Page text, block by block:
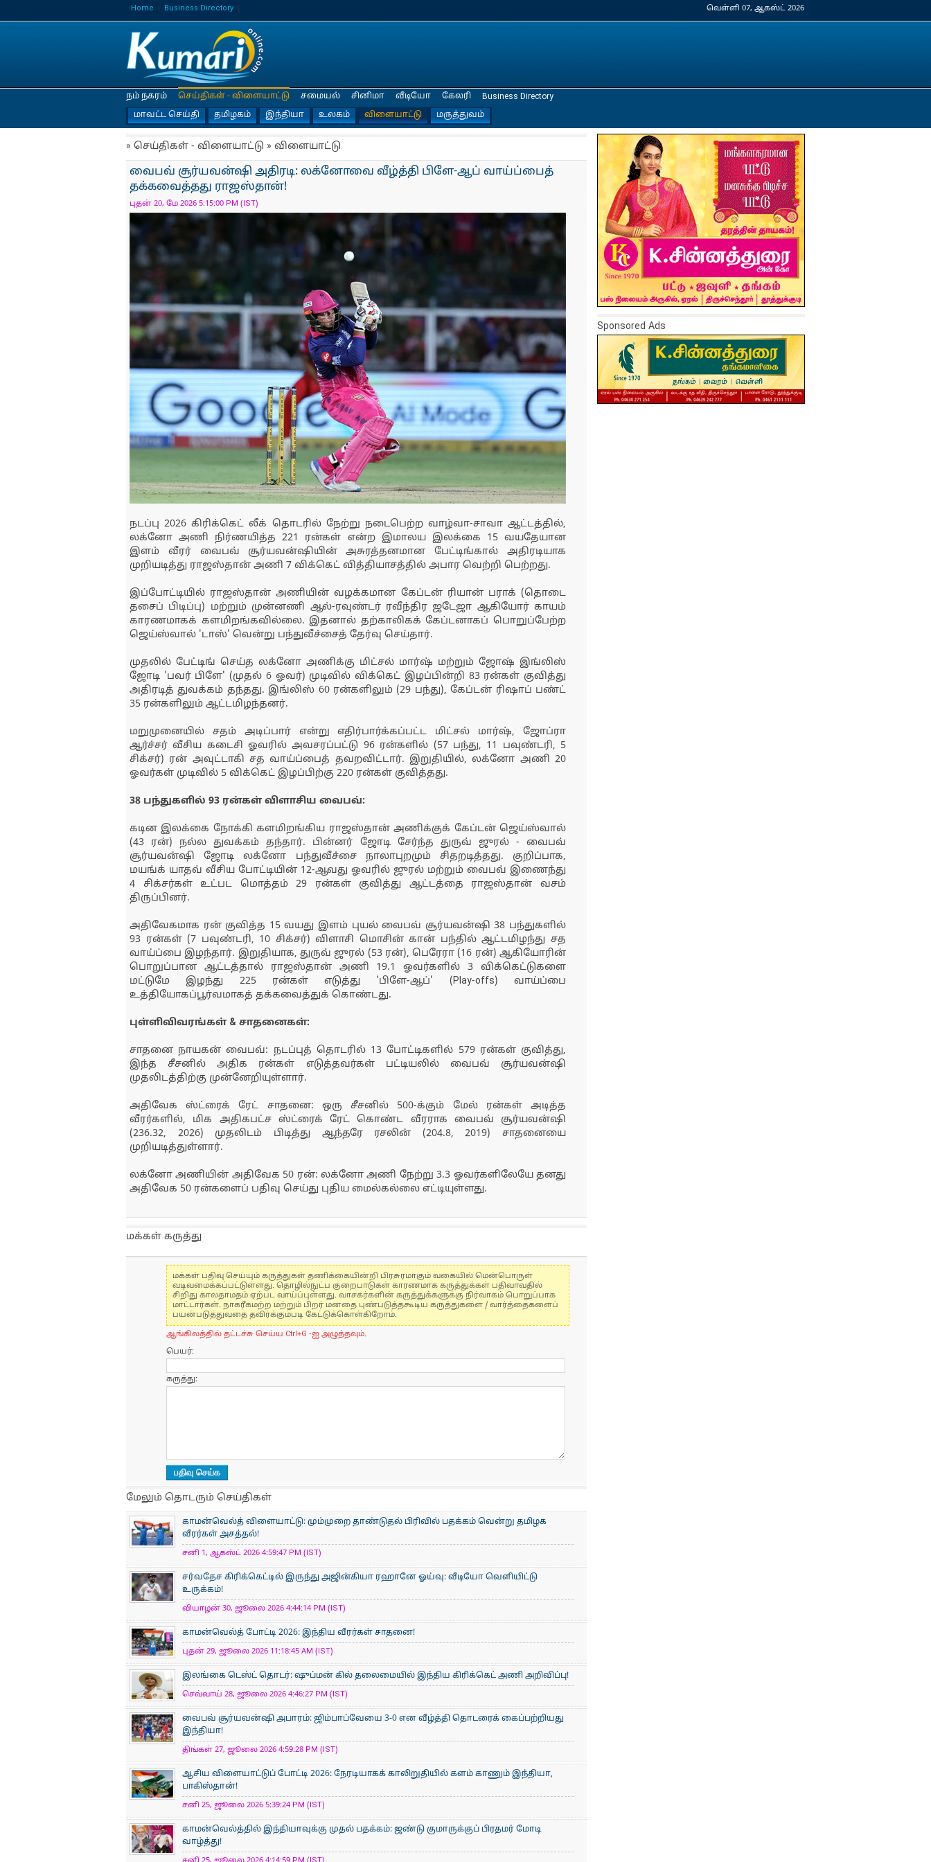
Home Business Directory வெள்ளி 07, ஆகஸ்ட் 2026
நம் நகரம்
செய்திகள் - விளையாட்டு
மாவட்ட செய்தி
தமிழகம் இந்தியா உலகம் விளையாட்டு மருத்துவம்
சமையல் சினிமா வீடியோ கேலரி Business Directory
» செய்திகள் - விளையாட்டு » விளையாட்டு
வைபவ் சூர்யவன்ஷி அதிரடி: லக்னோவை வீழ்த்தி பிளே-ஆப் வாய்ப்பைத்
தக்கவைத்தது ராஜஸ்தான்!
புதன் 20, மே 2026 5:15:00 PM (IST)
நடப்பு 2026 கிரிக்கெட் லீக் தொடரில் நேற்று நடைபெற்ற வாழ்வா-சாவா ஆட்டத்தில்,
லக்னோ அணி நிர்ணயித்த 221 ரன்கள் என்ற இமாலய இலக்கை 15 வயதேயான
இளம் வீரர் வைபவ் சூர்யவன்ஷியின் அசுரத்தனமான பேட்டிங்கால் அதிரடியாக
முறியடித்து ராஜஸ்தான் அணி 7 விக்கெட் வித்தியாசத்தில் அபார வெற்றி பெற்றது.
இப்போட்டியில் ராஜஸ்தான் அணியின் வழக்கமான கேப்டன் ரியான் பராக் (தொடை
தசைப் பிடிப்பு) மற்றும் முன்னணி ஆல்-ரவுண்டர் ரவீந்திர ஜடேஜா ஆகியோர் காயம்
காரணமாகக் களமிறங்கவில்லை. இதனால் தற்காலிகக் கேப்டனாகப் பொறுப்பேற்ற
ஜெய்ஸ்வால் 'டாஸ்' வென்று பந்துவீச்சைத் தேர்வு செய்தார்.
முதலில் பேட்டிங் செய்த லக்னோ அணிக்கு மிட்சல் மார்ஷ் மற்றும் ஜோஷ் இங்லிஸ்
ஜோடி 'பவர் பிளே' (முதல் 6 ஓவர்) முடிவில் விக்கெட் இழப்பின்றி 83 ரன்கள் குவித்து
அதிரடித் துவக்கம் தந்தது. இங்லிஸ் 60 ரன்களிலும் (29 பந்து), கேப்டன் ரிஷாப் பண்ட்
35 ரன்களிலும் ஆட்டமிழந்தனர்.
மறுமுனையில் சதம் அடிப்பார் என்று எதிர்பார்க்கப்பட்ட மிட்சல் மார்ஷ், ஜோப்ரா
ஆர்ச்சர் வீசிய கடைசி ஓவரில் அவசரப்பட்டு 96 ரன்களில் (57 பந்து, 11 பவுண்டரி, 5
சிக்சர்) ரன் அவுட்டாகி சத வாய்ப்பைத் தவறவிட்டார். இறுதியில், லக்னோ அணி 20
ஓவர்கள் முடிவில் 5 விக்கெட் இழப்பிற்கு 220 ரன்கள் குவித்தது.
38 பந்துகளில் 93 ரன்கள் விளாசிய வைபவ்:
கடின இலக்கை நோக்கி களமிறங்கிய ராஜஸ்தான் அணிக்குக் கேப்டன் ஜெய்ஸ்வால்
(43 ரன்) நல்ல துவக்கம் தந்தார். பின்னர் ஜோடி சேர்ந்த துருவ் ஜுரல் - வைபவ்
சூர்யவன்ஷி ஜோடி லக்னோ பந்துவீச்சை நாலாபுறமும் சிதறடித்தது. குறிப்பாக,
மயங்க் யாதவ் வீசிய போட்டியின் 12-ஆவது ஓவரில் ஜுரல் மற்றும் வைபவ் இணைந்து
4 சிக்சர்கள் உட்பட மொத்தம் 29 ரன்கள் குவித்து ஆட்டத்தை ராஜஸ்தான் வசம்
திருப்பினர்.
அதிவேகமாக ரன் குவித்த 15 வயது இளம் புயல் வைபவ் சூர்யவன்ஷி 38 பந்துகளில்
93 ரன்கள் (7 பவுண்டரி, 10 சிக்சர்) விளாசி மொசின் கான் பந்தில் ஆட்டமிழந்து சத
வாய்ப்பை இழந்தார். இறுதியாக, துருவ் ஜுரல் (53 ரன்), பெரேரா (16 ரன்) ஆகியோரின்
பொறுப்பான ஆட்டத்தால் ராஜஸ்தான் அணி 19.1 ஓவர்களில் 3 விக்கெட்டுகளை
மட்டுமே இழந்து 225 ரன்கள் எடுத்து 'பிளே-ஆப்' (Play-offs) வாய்ப்பை
உத்தியோகப்பூர்வமாகத் தக்கவைத்துக் கொண்டது.
புள்ளிவிவரங்கள் & சாதனைகள்:
சாதனை நாயகன் வைபவ்: நடப்புத் தொடரில் 13 போட்டிகளில் 579 ரன்கள் குவித்து,
இந்த சீசனில் அதிக ரன்கள் எடுத்தவர்கள் பட்டியலில் வைபவ் சூர்யவன்ஷி
முதலிடத்திற்கு முன்னேறியுள்ளார்.
அதிவேக ஸ்ட்ரைக் ரேட் சாதனை: ஒரு சீசனில் 500-க்கும் மேல் ரன்கள் அடித்த
வீரர்களில், மிக அதிகபட்ச ஸ்ட்ரைக் ரேட் கொண்ட வீரராக வைபவ் சூர்யவன்ஷி
(236.32, 2026) முதலிடம் பிடித்து ஆந்தரே ரசலின் (204.8, 2019) சாதனையை
முறியடித்துள்ளார்.
லக்னோ அணியின் அதிவேக 50 ரன்: லக்னோ அணி நேற்று 3.3 ஓவர்களிலேயே தனது
அதிவேக 50 ரன்களைப் பதிவு செய்து புதிய மைல்கல்லை எட்டியுள்ளது.
மக்கள் கருத்து
மக்கள் பதிவு செய்யும் கருத்துகள் தணிக்கையின்றி பிரசுரமாகும் வகையில் மென்பொருள்
வடிவமைக்கப்பட்டுள்ளது. தொழில்நுட்ப குறைபாடுகள் காரணமாக கருத்துக்கள் பதிவாவதில்
சிறிது காலதாமதம் ஏற்பட வாய்ப்புள்ளது. வாசகர்களின் கருத்துக்களுக்கு நிர்வாகம் பொறுப்பாக
மாட்டார்கள். நாகரீகமற்ற மற்றும் பிறர் மனதை புண்படுத்தகூடிய கருத்துகளை / வார்த்தைகளைப்
பயன்படுத்துவதை தவிர்க்கும்படி கேட்டுக்கொள்கிறோம்.
ஆங்கிலத்தில் தட்டச்சு செய்ய Ctrl+G -ஐ அழுத்தவும்.
பெயர்:
கருத்து:
மேலும் தொடரும் செய்திகள்
காமன்வெல்த் விளையாட்டு: மும்முறை தாண்டுதல் பிரிவில் பதக்கம் வென்று தமிழக
வீரர்கள் அசத்தல்!
சனி 1, ஆகஸ்ட் 2026 4:59:47 PM (IST)
சர்வதேச கிரிக்கெட்டில் இருந்து அஜின்கியா ரஹானே ஓய்வு: வீடியோ வெளியிட்டு
உருக்கம்!
வியாழன் 30, ஜூலை 2026 4:44:14 PM (IST)
காமன்வெல்த் போட்டி 2026: இந்திய வீரர்கள் சாதனை!
புதன் 29, ஜூலை 2026 11:18:45 AM (IST)
இலங்கை டெஸ்ட் தொடர்: ஷுப்மன் கில் தலைமையில் இந்திய கிரிக்கெட் அணி அறிவிப்பு!
செவ்வாய் 28, ஜூலை 2026 4:46:27 PM (IST)
வைபவ் சூர்யவன்ஷி அபாரம்: ஜிம்பாப்வேயை 3-0 என வீழ்த்தி தொடரைக் கைப்பற்றியது
இந்தியா!
திங்கள் 27, ஜூலை 2026 4:59:28 PM (IST)
ஆசிய விளையாட்டுப் போட்டி 2026: நேரடியாகக் காலிறுதியில் களம் காணும் இந்தியா,
பாகிஸ்தான்!
சனி 25, ஜூலை 2026 5:39:24 PM (IST)
காமன்வெல்த்தில் இந்தியாவுக்கு முதல் பதக்கம்: ஜண்டு குமாருக்குப் பிரதமர் மோடி
வாழ்த்து!
Sponsored Ads